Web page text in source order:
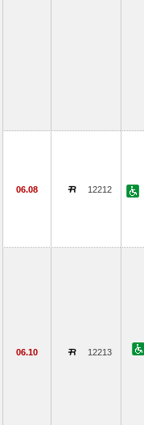
06.08 12212
06.10 12213